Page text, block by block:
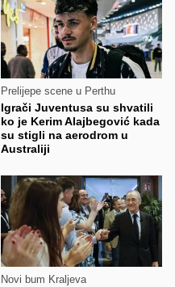
Prelijepe scene u Perthu
Igrači Juventusa su shvatili
ko je Kerim Alajbegović kada
su stigli na aerodrom u
Australiji
Novi bum Kraljeva